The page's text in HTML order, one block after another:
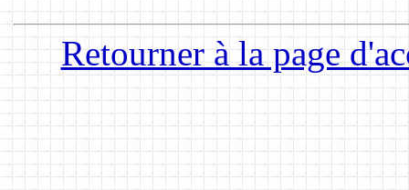
Retourner à la page